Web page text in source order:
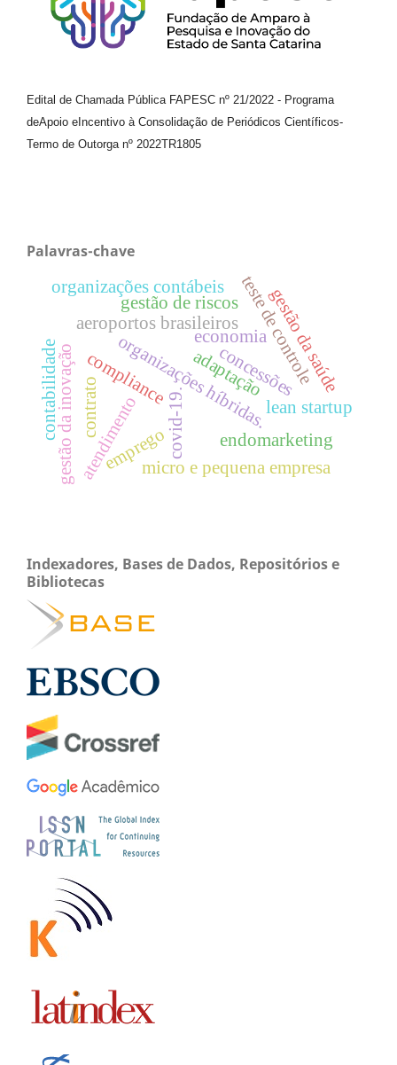
Edital de Chamada Pública FAPESC nº 21/2022 - Programa
deApoio e Incentivo à Consolidação de Periódicos Científicos-
Termo de Outorga nº 2022TR1805
Palavras-chave
covid-19.
concessões
aeroportos brasileiros
organizações híbridas.teste de controle
gestão de riscos
compliance lean startup
gestão da inovação micro e pequena empresa
adaptaçãogestão da saúde
atendimento
organizações contábeis
economia
endomarketing
contabilidade
emprego
contrato
Indexadores, Bases de Dados, Repositórios e
Bibliotecas